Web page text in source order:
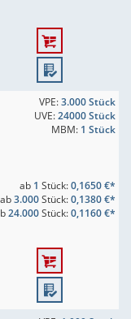
VPE:3.000 Stück
UVE:24000 Stück
MBM: 1 Stück
ab 1 Stück:0,1650 €*
ab3.000Stück:0,1380 €*
24.000Stück:0,1160 €*